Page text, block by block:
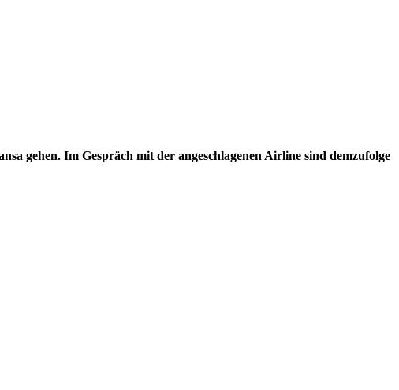
gehen. Im Gespräch mit der angeschlagenen Airline sind demzufolge